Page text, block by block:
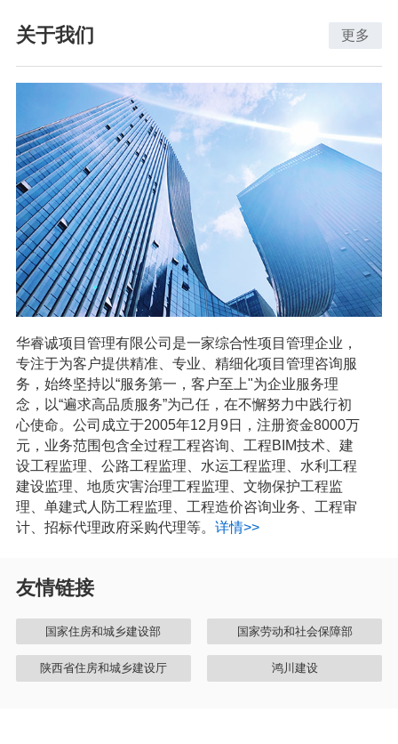
关于我们 更多
华睿诚项目管理有限公司是一家综合性项目管理企业，
专注于为客户提供精准、专业、精细化项目管理咨询服
务，始终坚持以“服务第一，客户至上"为企业服务理
念，以“遍求高品质服务”为己任，在不懈努力中践行初
心使命。公司成立于2005年12月9日，注册资金8000万
元，业务范围包含全过程工程咨询、工程BIM技术、建
设工程监理、公路工程监理、水运工程监理、水利工程
建设监理、地质灾害治理工程监理、文物保护工程监
理、单建式人防工程监理、工程造价咨询业务、工程审
计、招标代理政府采购代理等。 详情>>
友情链接
国家住房和城乡建设部 国家劳动和社会保障部
陕西省住房和城乡建设厅 鸿川建设